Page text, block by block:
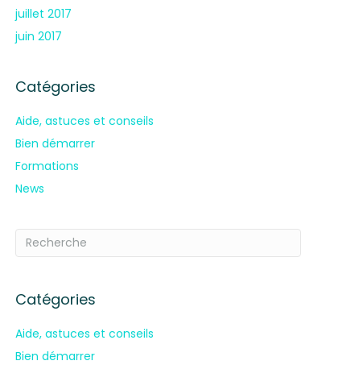
juillet 2017
juin 2017
Catégories
Aide, astuces et conseils
Bien démarrer
Formations
News
Catégories
Aide, astuces et conseils
Bien démarrer